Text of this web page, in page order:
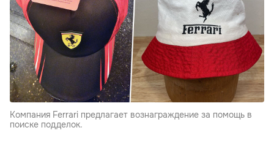
Компания Ferrari предлагает вознаграждение за помощь в
поиске подделок.